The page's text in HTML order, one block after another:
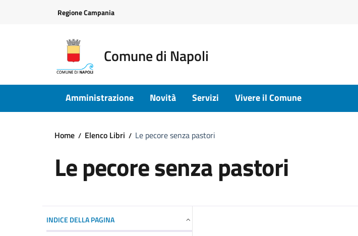
Regione Campania
Comune di Napoli
Amministrazione Novità Servizi Vivere il Comune
Home Elenco Libri Le pecore senza pastori
Le pecore senza pastori
INDICE DELLA PAGINA